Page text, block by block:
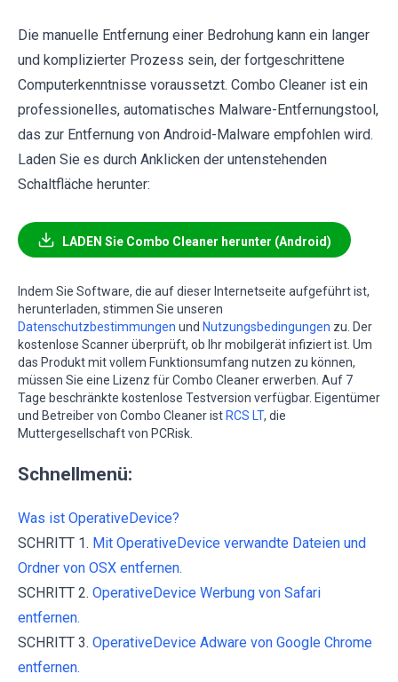
Die manuelle Entfernung einer Bedrohung kann ein langer
und komplizierter Prozess sein, der fortgeschrittene
Computerkenntnisse voraussetzt. Combo Cleaner ist ein
professionelles, automatisches Malware-Entfernungstool,
das zur Entfernung von Android-Malware empfohlen wird.
Laden Sie es durch Anklicken der untenstehenden
Schaltfläche herunter:
LADEN Sie Combo Cleaner herunter (Android)
Indem Sie Software, die auf dieser Internetseite aufgeführt ist,
herunterladen, stimmen Sie unseren
Datenschutzbestimmungen und Nutzungsbedingungen zu. Der
kostenlose Scanner überprüft, ob Ihr mobilgerät infiziert ist. Um
das Produkt mit vollem Funktionsumfang nutzen zu können,
müssen Sie eine Lizenz für Combo Cleaner erwerben. Auf 7
Tage beschränkte kostenlose Testversion verfügbar. Eigentümer
und Betreiber von Combo Cleaner ist RCS LT, die
Muttergesellschaft von PCRisk.
Schnellmenü:
Was ist OperativeDevice?
SCHRITT 1. Mit OperativeDevice verwandte Dateien und
Ordner von OSX entfernen.
SCHRITT 2. OperativeDevice Werbung von Safari
entfernen.
SCHRITT 3. OperativeDevice Adware von Google Chrome
entfernen.